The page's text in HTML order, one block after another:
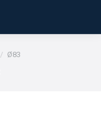
Ø83